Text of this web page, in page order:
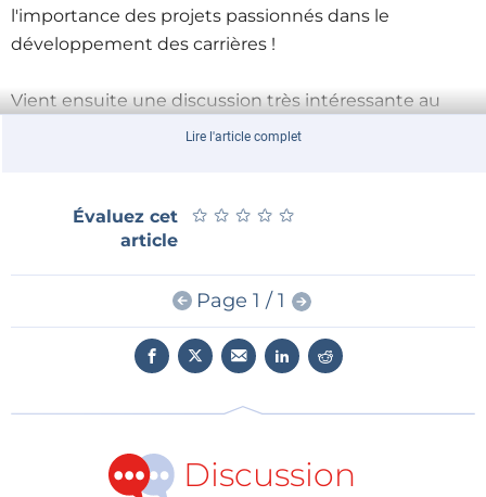
l'importance des projets passionnés dans le
développement des carrières !
Vient ensuite une discussion très intéressante au
sujet du projet de Saad Imtiaz qui utilise l'ESP32 avec
l'IA. C’est un bel exemple montrant que les
technologies actuelles peuvent être combinées de
manière innovante.
Également, Jeroen Domburg présente un projet
mettant en scène des tubes Decatron des années 50
illustre l'intérêt pédagogique de faire fusionner
technologie moderne.
Lire l'article complet
Évaluez cet
article
★ ★ ★ ★ ★
★ ★ ★ ★ ★
Page 1 / 1
Discussion